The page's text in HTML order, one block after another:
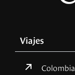
Viajes
Colombia